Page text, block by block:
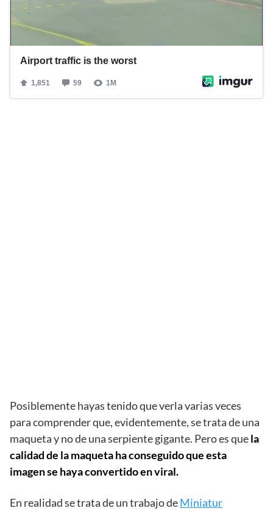
Posiblemente hayas tenido que verla varias veces
para comprender que, evidentemente, se trata de una
maqueta y no de una serpiente gigante. Pero es quela
calidad de la maqueta ha conseguido que esta
imagen se haya convertido en viral.
En realidad se trata de un trabajo deMiniatur